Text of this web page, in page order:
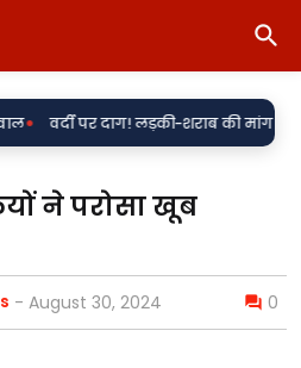
शराब की मांग और महिला से बदसलूकी के
ने परोसा खूब
- August 30, 2024 0